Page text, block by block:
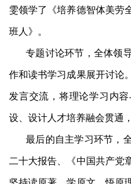
雯领学了《培养德智体美劳
班人》。
专题讨论环节，全体领
作和读书学习成果展开讨论
发言交流，将理论学习内
设、设计人才培养融会贯通
最后的自主学习环节，
二十大报告、《中国共产党